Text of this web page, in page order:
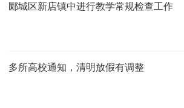
郾城区新店镇中进行教学常规检查工作
多所高校通知，清明放假有调整